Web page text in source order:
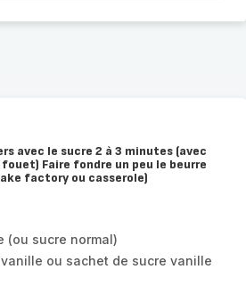
avec le sucre 2 à 3 minutes (avec
Faire fondre un peu le beurre
factory ou casserole)
(ou sucre normal)
vanille ou sachet de sucre vanille